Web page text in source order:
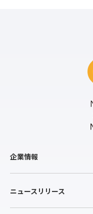
企業情報
ニュースリリース